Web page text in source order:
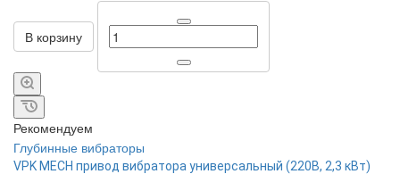
В корзину
Рекомендуем
Глубинные вибраторы
VPK MECH привод вибратора универсальный (220В, 2,3 кВт)